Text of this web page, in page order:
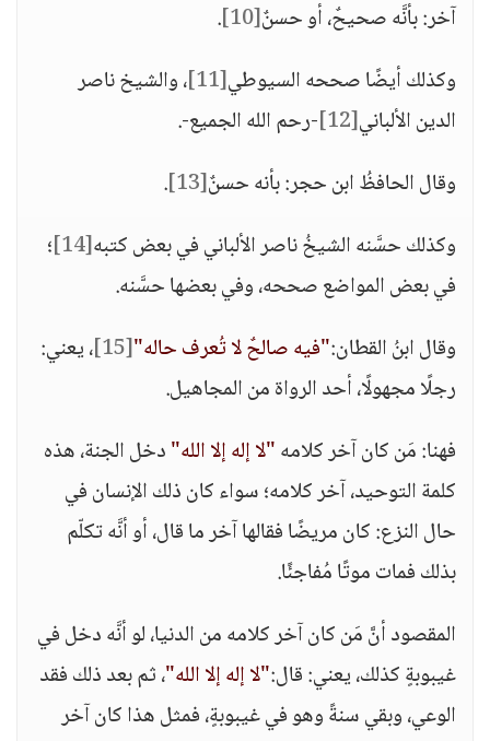
آخر: بأنَّه صحيحٌ، أو حسنٌ[10]
.
وكذلك أيضًا صححه السيوطي[11]
، والشيخ ناصر
الدين الألباني[12]
-رحم الله الجميع-.
وقال الحافظُ ابن حجر: بأنه حسنٌ[13]
.
وكذلك حسَّنه الشيخُ ناصر الألباني في بعض كتبه[14]
؛
في بعض المواضع صححه، وفي بعضها حسَّنه.
وقال ابنُ القطان:"فيه صالحٌ لا تُعرف حاله"[15]
، يعني:
رجلًا مجهولًا، أحد الرواة من المجاهيل.
فهنا: مَن كان آخر كلامه"لا إله إلا الله"دخل الجنة، هذه
كلمة التوحيد، آخر كلامه؛ سواء كان ذلك الإنسان في
حال النزع: كان مريضًا فقالها آخر ما قال، أو أنَّه تكلّم
بذلك فمات موتًا مُفاجئًا.
المقصود أنَّ مَن كان آخر كلامه من الدنيا، لو أنَّه دخل في
غيبوبةٍ كذلك، يعني: قال:"لا إله إلا الله"، ثم بعد ذلك فقد
الوعي، وبقي سنةً وهو في غيبوبةٍ، فمثل هذا كان آخر